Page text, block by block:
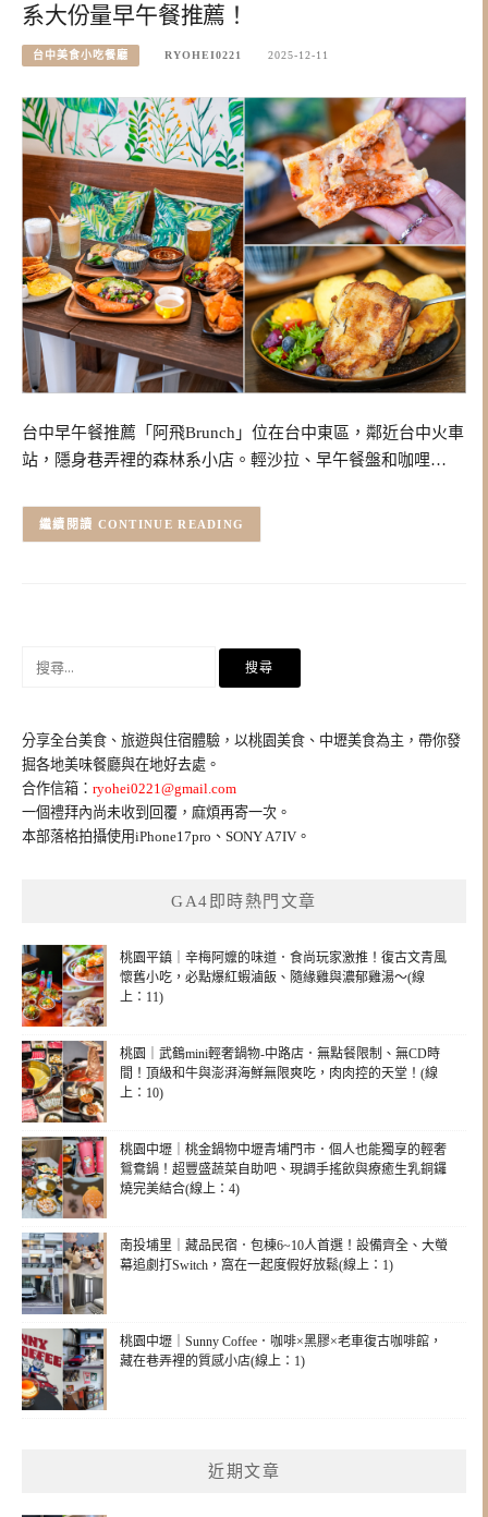
系大份量早午餐推薦！
台中美食小吃餐廳 RYOHEI0221 2025-12-11
台中早午餐推薦「阿飛Brunch」位在台中東區，鄰近台中火車
站，隱身巷弄裡的森林系小店。輕沙拉、早午餐盤和咖哩…
CONTINUE READING
字:
分享全台美食、旅遊與住宿體驗，以桃園美食、中壢美食為主，帶你發
掘各地美味餐廳與在地好去處。
合作信箱： ryohei0221@gmail.com
一個禮拜內尚未收到回覆，麻煩再寄一次。
本部落格拍攝使用iPhone17pro、SONY A7IV。
GA4即時熱門文章
桃園平鎮｜辛梅阿嬤的味道．食尚玩家激推！復古文青風
懷舊小吃，必點爆紅蝦滷飯、隨緣雞與濃郁雞湯～(線
上：11)
桃園｜武鶴mini輕奢鍋物-中路店．無點餐限制、無CD時
間！頂級和牛與澎湃海鮮無限爽吃，肉肉控的天堂！(線
上：10)
桃園中壢｜桃金鍋物中壢青埔門市．個人也能獨享的輕奢
鴛鴦鍋！超豐盛蔬菜自助吧、現調手搖飲與療癒生乳銅鑼
燒完美結合(線上：4)
南投埔里｜藏品民宿．包棟6~10人首選！設備齊全、大螢
幕追劇打Switch，窩在一起度假好放鬆(線上：1)
桃園中壢｜Sunny Coffee．咖啡×黑膠×老車復古咖啡館，
藏在巷弄裡的質感小店(線上：1)
近期文章